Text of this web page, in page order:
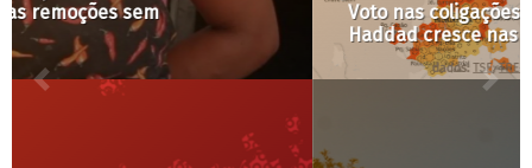
Voto nas coligações lideradas por Lula e
Haddad cresce nas metrópoles do interior de SP